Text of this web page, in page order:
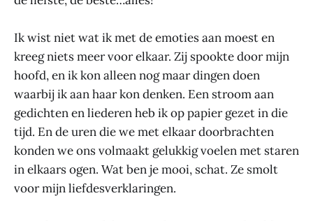
Ik wist niet wat ik met de emoties aan moest en
kreeg niets meer voor elkaar. Zij spookte door mijn
hoofd, en ik kon alleen nog maar dingen doen
waarbij ik aan haar kon denken. Een stroom aan
gedichten en liederen heb ik op papier gezet in die
tijd. En de uren die we met elkaar doorbrachten
konden we ons volmaakt gelukkig voelen met staren
in elkaars ogen. Wat ben je mooi, schat. Ze smolt
voor mijn liefdesverklaringen.